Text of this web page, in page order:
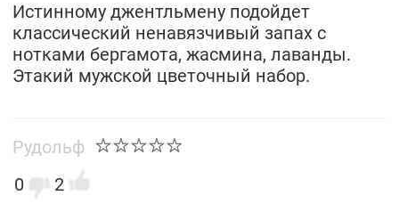
Истинному джентльмену подойдет
классический ненавязчивый запах с
нотками бергамота, жасмина, лаванды.
Этакий мужской цветочный набор.
Рудольф
0
2